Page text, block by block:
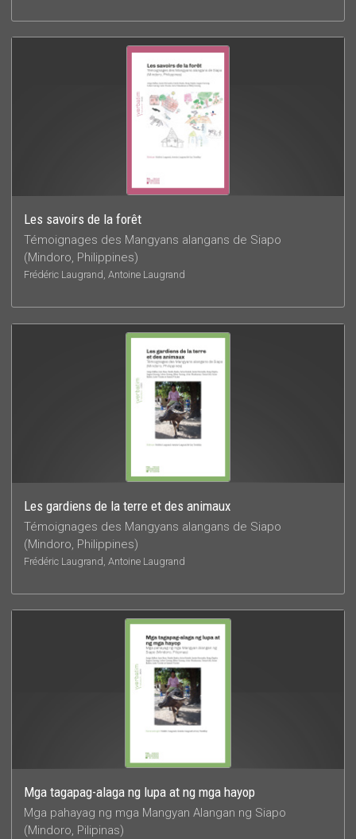
Les savoirs de la forêt
Témoignages des Mangyans alangans de Siapo
(Mindoro, Philippines)
Frédéric Laugrand, Antoine Laugrand
Les gardiens de la terre et des animaux
Témoignages des Mangyans alangans de Siapo
(Mindoro, Philippines)
Frédéric Laugrand, Antoine Laugrand
Mga tagapag-alaga ng lupa at ng mga hayop
Mga pahayag ng mga Mangyan Alangan ng Siapo
(Mindoro, Pilipinas)